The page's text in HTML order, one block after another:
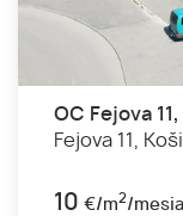
OC Fejova
Fejova 11,
10 €/m2/